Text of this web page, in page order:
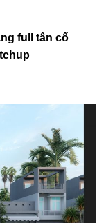
full tân cổ